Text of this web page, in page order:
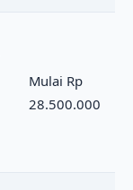
Mulai Rp
28.500.000